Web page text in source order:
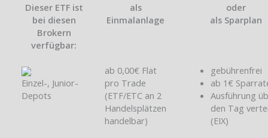
Dieser ETF ist
bei diesen
Brokern
verfügbar:
als
Einmalanlage
oder
als Sparplan
Einzel-, Junior-
Depots
ab 0,00€ Flat
pro Trade
(ETF/ETC an 2
Handelsplätzen
handelbar)
gebührenfrei
ab 1€
Ausführung
den Tag
(EIX)